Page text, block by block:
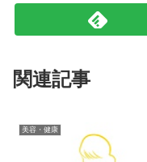
関連記事
美容・健康